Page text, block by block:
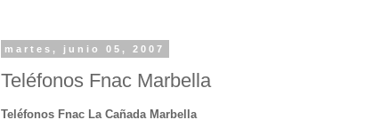
martes, junio 05, 2007
Teléfonos Fnac Marbella
Teléfonos Fnac La Cañada Marbella